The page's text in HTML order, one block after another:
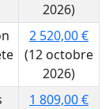
2026)
2 520,00 €
(12 octobre
2026)
1 809,00 €